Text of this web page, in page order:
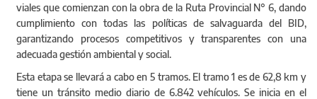
viales que comienzan con la obra de la Ruta Provincial N° 6, dando
cumplimiento con todas las políticas de salvaguarda del BID,
garantizando procesos competitivos y transparentes con una
adecuada gestión ambiental y social.
Esta etapa se llevará a cabo en 5 tramos. El tramo 1 es de 62,8 km y
tiene un tránsito medio diario de 6.842 vehículos. Se inicia en el